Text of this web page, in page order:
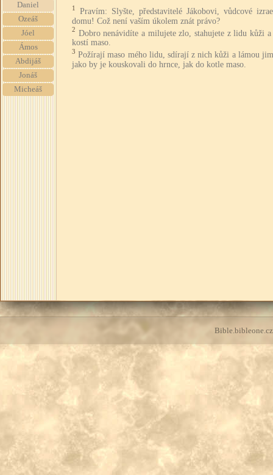
Daniel
Ozeáš
Jóel
Ámos
Abdijáš
Jonáš
Micheáš
1
Pravím: Slyšte, představitelé Jákobovi, vůdcové
domu! Což není vaším úkolem znát právo?
2 Dobro nenávidíte a milujete zlo, stahujete z lidu kůži a
kostí maso.
3 Požírají maso mého lidu, sdírají z nich kůži a lámou
jako by je kouskovali do hrnce, jak do kotle maso.